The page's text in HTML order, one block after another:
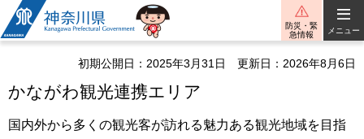
神奈川県
防災・緊
急情報
メニュー
初期公開日：2025年3月31日 更新日：2026年8月6日
かながわ観光連携エリア
国内外から多くの観光客が訪れる魅力ある観光地域を目指